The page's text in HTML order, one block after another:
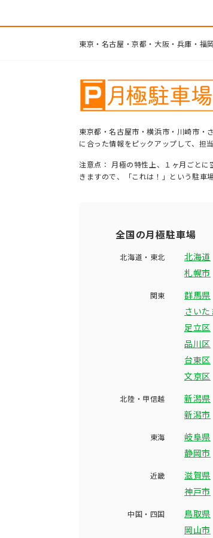
東京・名古屋・京都・大阪・兵庫・福
東京都・名古屋市・横浜市・川崎市・
に合った情報をピックアップして、担
注意点： 月極の特性上、１ヶ月ごと
きますので、「これは！」という駐車
全国の月極駐車場
北海道・東北 北海道
札幌市
関東 群馬県
さいた
足立区
品川区
台東区
文京区
北陸・甲信越 新潟県
新潟市
東海 岐阜県
静岡市
近畿 滋賀県
神戸市
中国・四国 鳥取県
岡山市